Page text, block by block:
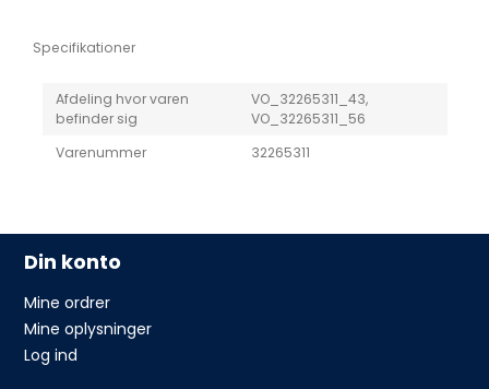
Specifikationer
Afdeling hvor varen
befinder sig
VO_32265311_43,
VO_32265311_56
Varenummer
32265311
Din konto
Mine ordrer
Mine oplysninger
Log ind